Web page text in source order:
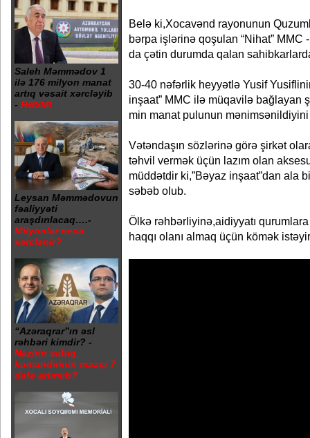
Saleh Məmmədov 1
ilə 176 milyon manat
artıq vəsait xərcləyib
- RƏSMİ
Leysan Məmmədovun
fəaliyyəti
araşdırılacaq….-
Milyonlar necə
xərclənir?
“Azəraqrar”ın əsl
rəhbəri kimdir? -
Nazirin sabiq
komandirinin maaşı 7
dəfə artırılıb?
Belə ki,Xocavənd rayonunun
bərpa işlərinə qoşulan “Nihat”
da çətin durumda qalan
30-40 nəfərlik heyyətlə Yusif
inşaat” MMC ilə müqavilə bağlayan
min manat pulunun
Vətəndaşın sözlərinə görə şirkət
təhvil vermək üçün lazım olan
müddətdir ki,”Bəyaz inşaat”dan ala
səbəb olub.
Ölkə rəhbərliyinə,aidiyyatı
haqqı olanı almaq üçün kömək